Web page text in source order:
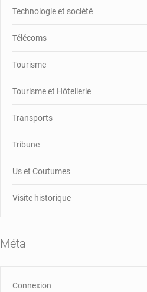
Technologie et société
Télécoms
Tourisme
Tourisme et Hôtellerie
Transports
Tribune
Us et Coutumes
Visite historique
Méta
Connexion